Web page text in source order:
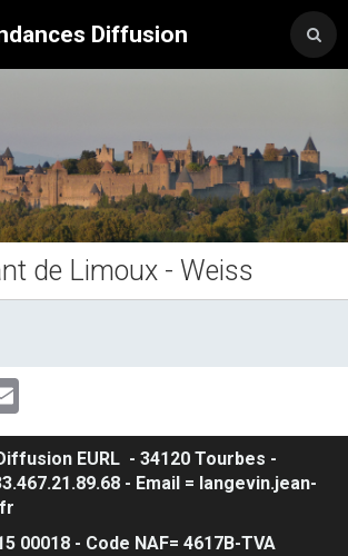
Diffusion
de Limoux - Weiss
EURL - 34120 Tourbes -
- Email = langevin.jean-
00018 - Code NAF= 4617B-TVA